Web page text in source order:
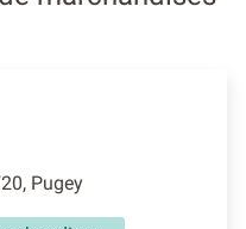
Pugey